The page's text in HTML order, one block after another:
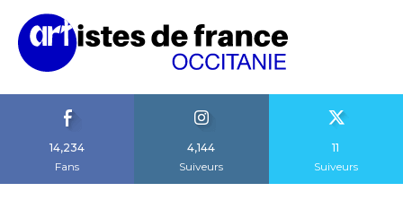
14,234
Fans
4,144
Suiveurs
11
Suiveurs